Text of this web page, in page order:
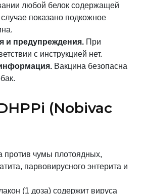
любой белок содержащей
показано подкожное
и предупреждения. При
с инструкцией нет.
Вакцина безопасна
(Nobivac
против чумы плотоядных,
парвовирусного энтерита и
(1 доза) содержит вируса